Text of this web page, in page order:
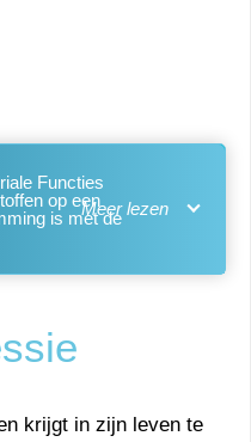
Functies
op een
is met de
krijgt in zijn leven te